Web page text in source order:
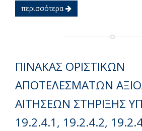
περισσότερα
ΠΙΝΑΚΑΣ ΟΡΙΣΤΙΚΩΝ
ΑΠΟΤΕΛΕΣΜΑΤΩΝ
ΑΙΤΗΣΕΩΝ ΣΤΗΡΙΞΗΣ
19.2.4.1, 19.2.4.2,